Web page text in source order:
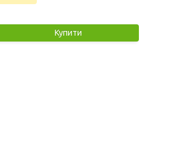
Купити